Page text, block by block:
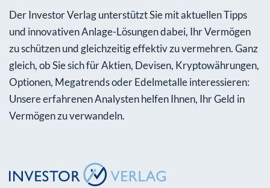
Der Investor Verlag unterstützt Sie mit aktuellen Tipps
und innovativen Anlage-Lösungen dabei, Ihr Vermögen
zu schützen und gleichzeitig effektiv zu vermehren. Ganz
gleich, ob Sie sich für Aktien, Devisen, Kryptowährungen,
Optionen, Megatrends oder Edelmetalle interessieren:
Unsere erfahrenen Analysten helfen Ihnen, Ihr Geld in
Vermögen zu verwandeln.